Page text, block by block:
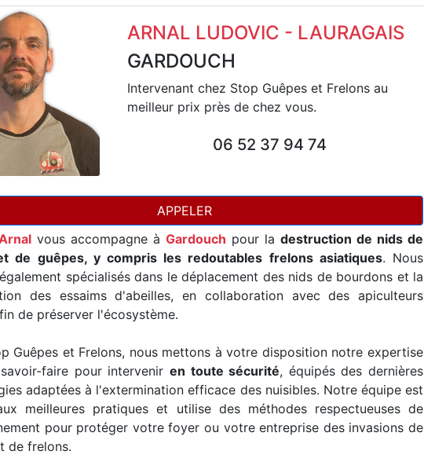
ARNAL LUDOVIC - LAURAGAIS
GARDOUCH
Intervenant chez Stop Guêpes et Frelons au
meilleur prix près de chez vous.
06 52 37 94 74
APPELER
vous accompagne à Gardouch pour la destruction de nids de
de guêpes, y compris les redoutables frelons asiatiques. Nous
spécialisés dans le déplacement des nids de bourdons et la
des essaims d'abeilles, en collaboration avec des apiculteurs
de préserver l'écosystème.
Guêpes et Frelons, nous mettons à votre disposition notre expertise
faire pour intervenir en toute sécurité, équipés des dernières
adaptées à l'extermination efficace des nuisibles. Notre équipe est
meilleures pratiques et utilise des méthodes respectueuses de
pour protéger votre foyer ou votre entreprise des invasions de
de frelons.